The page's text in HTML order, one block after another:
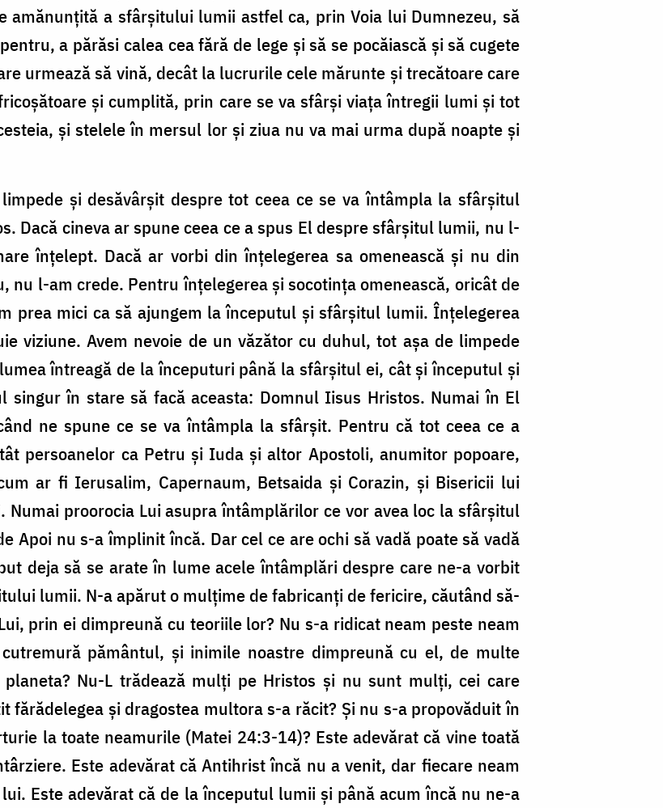
amănunțită a sfârșitului lumii astfel ca, prin Voia lui Dumnezeu, să
a părăsi calea cea fără de lege și să se pocăiască și să cugete
urmează să vină, decât la lucrurile cele mărunte și trecătoare care
și cumplită, prin care se va sfârși viața întregii lumi și tot
și stelele în mersul lor și ziua nu va mai urma după noapte și
și desăvârșit despre tot ceea ce se va întâmpla la sfârșitul
Dacă cineva ar spune ceea ce a spus El despre sfârșitul lumii, nu l-
înțelept. Dacă ar vorbi din înțelegerea sa omenească și nu din
nu l-am crede. Pentru înțelegerea și socotința omenească, oricât de
prea mici ca să ajungem la începutul și sfârșitul lumii. Înțelegerea
viziune. Avem nevoie de un văzător cu duhul, tot așa de limpede
întreagă de la începuturi până la sfârșitul ei, cât și începutul și
în stare să facă aceasta: Domnul Iisus Hristos. Numai în El
ne spune ce se va întâmpla la sfârșit. Pentru că tot ceea ce a
persoanelor ca Petru și Iuda și altor Apostoli, anumitor popoare,
ar fi Ierusalim, Capernaum, Betsaida și Corazin, și Bisericii lui
Numai proorocia Lui asupra întâmplărilor ce vor avea loc la sfârșitul
Apoi nu s-a împlinit încă. Dar cel ce are ochi să vadă poate să vadă
deja să se arate în lume acele întâmplări despre care ne-a vorbit
lumii. N-a apărut o mulțime de fabricanți de fericire, căutând să-
prin ei dimpreună cu teoriile lor? Nu s-a ridicat neam peste neam
pământul, și inimile noastre dimpreună cu el, de multe
Nu-L trădează mulți pe Hristos și nu sunt mulți, cei care
fărădelegea și dragostea multora s-a răcit? Și nu s-a propovăduit în
la toate neamurile (Matei 24:3-14)? Este adevărat că vine toată
Este adevărat că Antihrist încă nu a venit, dar fiecare neam
Este adevărat că de la începutul lumii și până acum încă nu ne-a